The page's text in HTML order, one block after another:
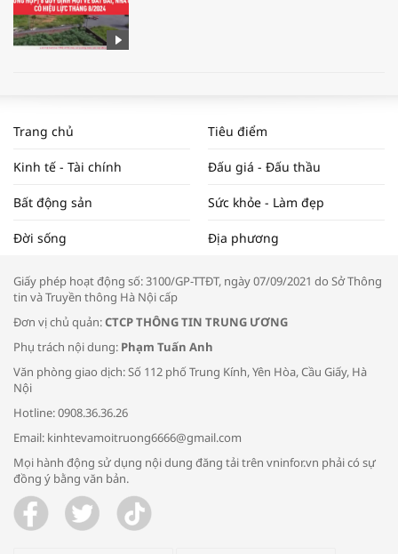
NAM NĂM 2024 VÀ NĂM 2025 | NHỊP
ĐẬP THỊ TRƯỜNG #62
Tọa đàm “Xúc tiến thương mại: Khơi
Bác sĩ tư vấn cách phòng tránh bệnh
đường hô hấp trong thời tiết giao mùa
Trao yêu thương cho em
Trang chủ Tiêu điểm
Kinh tế - Tài chính Đấu giá - Đấu thầu
Bất động sản Sức khỏe - Làm đẹp
Đời sống Địa phương
Giấy phép hoạt động số: 3100/GP-TTĐT, ngày 07/09/2021 do Sở Thông
tin và Truyền thông Hà Nội cấp
Đơn vị chủ quản:CTCP THÔNG TIN TRUNG ƯƠNG
Phụ trách nội dung: Phạm Tuấn Anh
Văn phòng giao dịch: Số 112 phố Trung Kính, Yên Hòa, Cầu Giấy, Hà
Nội
Hotline: 0908.36.36.26
Email: kinhtevamoitruong6666@gmail.com
Mọi hành động sử dụng nội dung đăng tải trên vninfor.vn phải có sự
đồng ý bằng văn bản.